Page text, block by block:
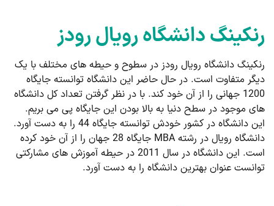
رنکینگ دانشگاه رویال رودز
رنکینگ دانشگاه رویال رودز در سطوح و حیطه های مختلف با یک
دیگر متفاوت است. در حال حاضر این دانشگاه توانسته جایگاه
1200 جهانی را از آن خود کند. با در نظر گرفتن تعداد کل دانشگاه
های موجود در سطح دنیا به بالا بودن این جایگاه پی می بریم.
این دانشگاه در کشور خودش توانسته جایگاه 44 را به دست آورد.
دانشگاه رویال در رشته MBA جایگاه 28 جهان را از آن خود کرده
است. این دانشگاه در سال 2011 در حیطه آموزش های مشارکتی
توانست عنوان بهترین دانشگاه را به دست آورد.